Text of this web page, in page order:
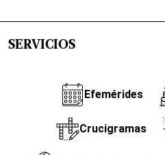
SERVICIOS
Efemérides
Crucigramas